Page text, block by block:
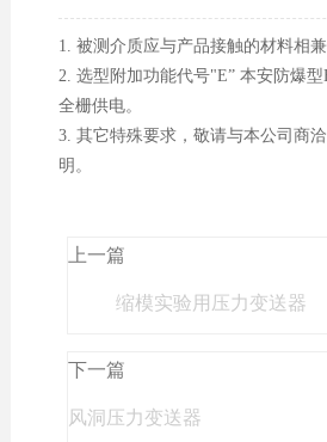
1. 被测介质应与产品接触的材料相兼
2. 选型附加功能代号"E” 本安防爆
全栅供电。
3. 其它特殊要求，敬请与本公司商
明。
上一篇
缩模实验用压力变送器
下一篇
风洞压力变送器